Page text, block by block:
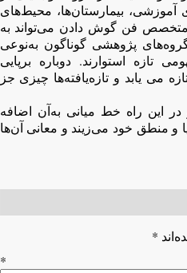
بیمارستان‌ها، محیط‌های
متخصص فن گوش دادن می‌تواند به
پژوهشی گوناگون به‌نوعی
‌تازه استوارند. دوباره برپایی
می یابد و تازه‌یافته‌ها چیزی جز
این راه خط میانی به‌آن اضافه
منطق خود می‌زیند و معانی آن‌ها
*
*